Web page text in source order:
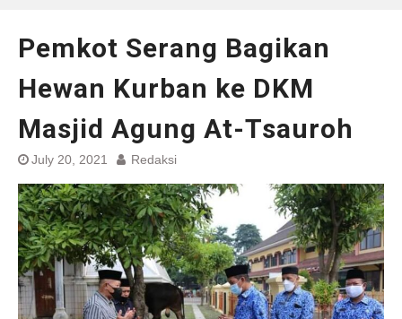
Pemkot Serang Bagikan
Hewan Kurban ke DKM
Masjid Agung At-Tsauroh
July 20, 2021 Redaksi